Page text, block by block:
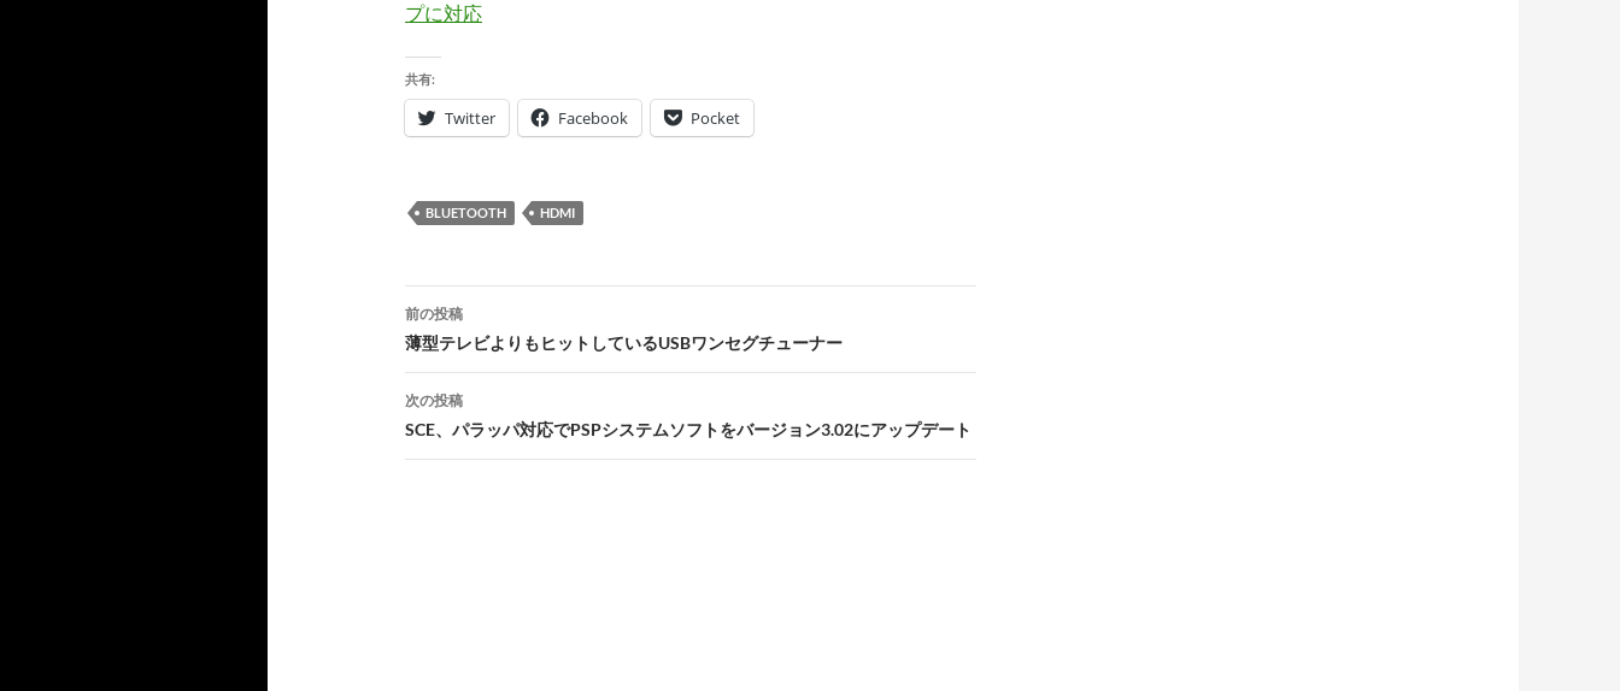
プに対応
共有:
Twitter Facebook Pocket
BLUETOOTH HDMI
投
稿
ナ
ビ
ゲ
前の投稿
薄型テレビよりもヒットしているUSBワンセグチューナー
次の投稿
SCE、パラッパ対応でPSPシステムソフトをバージョン3.02にアップデート